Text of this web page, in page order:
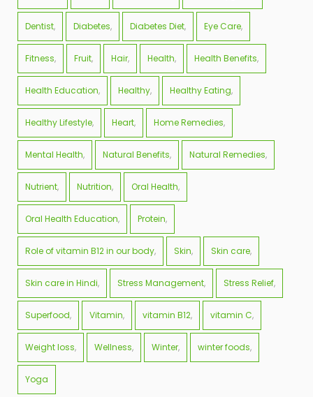
Dentist Diabetes Diabetes Diet Eye Care
Fitness Fruit Hair Health Health Benefits
Health Education Healthy Healthy Eating
Healthy Lifestyle Heart Home Remedies
Mental Health Natural Benefits Natural Remedies
Nutrient Nutrition Oral Health
Oral Health Education Protein
Role of vitamin B12 in our body Skin Skin care
Skin care in Hindi Stress Management Stress Relief
Superfood Vitamin vitamin B12 vitamin C
Weight loss Wellness Winter winter foods
Yoga